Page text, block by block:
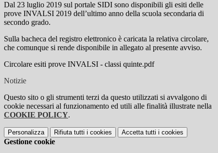
Dal 23 luglio 2019 sul portale SIDI sono disponibili gli esiti delle
prove INVALSI 2019 dell’ultimo anno della scuola secondaria di
secondo grado.
Sulla bacheca del registro elettronico è caricata la relativa circolare,
che comunque si rende disponibile in allegato al presente avviso.
Circolare esiti prove INVALSI - classi quinte.pdf
Notizie
Questo sito o gli strumenti terzi da questo utilizzati si avvalgono di
cookie necessari al funzionamento ed utili alle finalità illustrate nella
COOKIE POLICY.
Personalizza Rifiuta tutti i cookies Accetta tutti i cookies
Gestione cookie